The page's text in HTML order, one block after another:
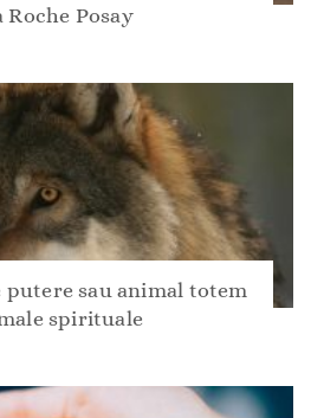
Roche Posay
putere sau animal totem
spirituale